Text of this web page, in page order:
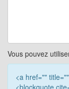
Vous pouvez
<a href=""
<blockquote